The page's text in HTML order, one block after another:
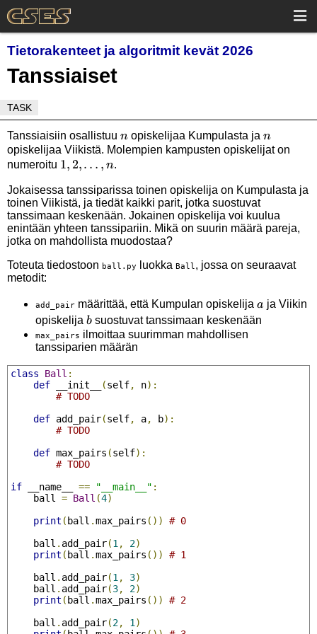
Tietorakenteet ja algoritmit kevät 2026
Tanssiaiset
TASK
Tanssiaisiin osallistuu n
nopiskelijaa Kumpulasta ja n
n
opiskelijaa Viikistä. Molempien kampusten opiskelijat on
numeroitu 1,2,\dots,n
1, 2,… , n.
Jokaisessa tanssiparissa toinen opiskelija on Kumpulasta ja
toinen Viikistä, ja tiedät kaikki parit, jotka suostuvat
tanssimaan keskenään. Jokainen opiskelija voi kuulua
enintään yhteen tanssipariin. Mikä on suurin määrä pareja,
jotka on mahdollista muodostaa?
Toteuta tiedostoon ball.py luokka Ball, jossa on seuraavat
metodit:
add_pairmäärittää, että Kumpulan opiskelija a
a ja Viikin
opiskelija b
bsuostuvat tanssimaan keskenään
max_pairs ilmoittaa suurimman mahdollisen
tanssiparien määrän
class Ball :
def __init__ (self, n):
# TODO
def add_pair(self, a, b):
# TODO
def max_pairs (self):
# TODO
if __name__ == "__main__" :
    ball
= Ball (4)
print ( ball .max_pairs ())
# 0
    ball
. add_pair(1 , 2)
print ( ball .max_pairs ())
# 1
    ball
. add_pair(1 , 3)
    ball
. add_pair(3, 2)
print ( ball .max_pairs ())
# 2
    ball
. add_pair(2, 1 )